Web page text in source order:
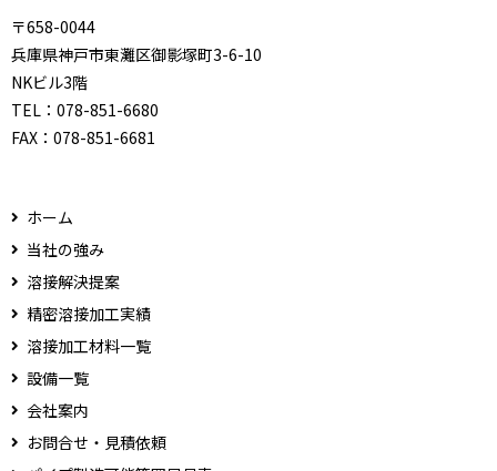
〒658-0044
兵庫県神戸市東灘区御影塚町3-6-10
NKビル3階
TEL： 078-851-6680
FAX： 078-851-6681
ホーム
当社の強み
溶接解決提案
精密溶接加工実績
溶接加工材料一覧
設備一覧
会社案内
お問合せ・見積依頼